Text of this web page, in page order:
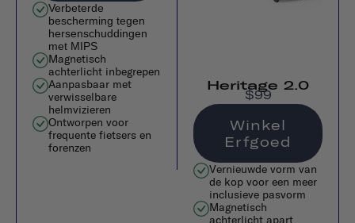
Verbeterde
bescherming tegen
hersenschuddingen
met MIPS
Magnetisch
achterlicht inbegrepen
Aanpasbaar met
verwisselbare
helmvizieren
Ontworpen voor
frequente fietsers en
forenzen
Heritage 2.0
$99
Winkel
Erfgoed
Vernieuwde vorm van
de kop voor een meer
inclusieve pasvorm
Magnetisch
achterlicht apart